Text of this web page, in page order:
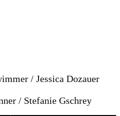
/ Jessica Dozauer
/ Stefanie Gschrey